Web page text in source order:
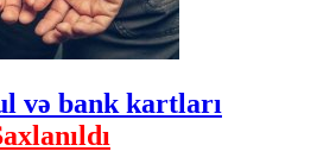
və bank kartları